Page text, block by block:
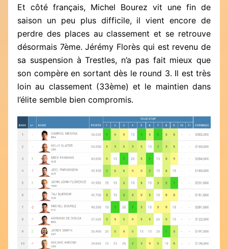
Et côté français, Michel Bourez vit une fin de
saison un peu plus difficile, il vient encore de
perdre des places au classement et se retrouve
désormais 7ème. Jérémy Florès qui est revenu de
sa suspension à Trestles, n’a pas fait mieux que
son compère en sortant dès le round 3. Il est très
loin au classement (33ème) et le maintien dans
l’élite semble bien compromis.